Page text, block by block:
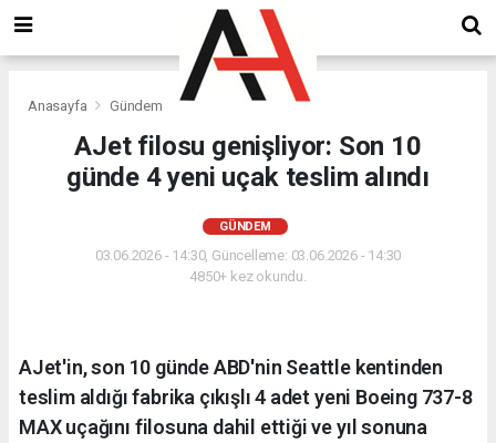
Anasayfa Gündem
AJet filosu genişliyor: Son 10
günde 4 yeni uçak teslim alındı
GÜNDEM
03.06.2026 - 14:30, Güncelleme: 03.06.2026 - 14:30
4850+ kez okundu.
AJet'in, son 10 günde ABD'nin Seattle kentinden
teslim aldığı fabrika çıkışlı 4 adet yeni Boeing 737-8
MAX uçağını filosuna dahil ettiği ve yıl sonuna